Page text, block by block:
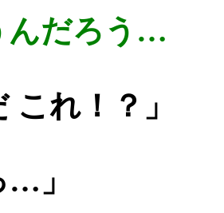
んだろう…
これ！？」
…」